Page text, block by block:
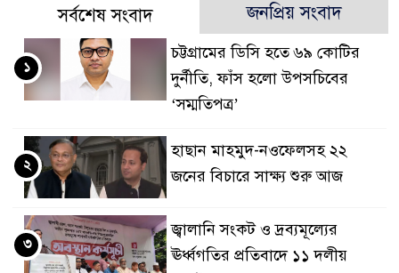
সর্বশেষ সংবাদ জনপ্রিয় সংবাদ
চট্টগ্রামের ডিসি হতে ৬৯ কোটির
দুর্নীতি, ফাঁস হলো উপসচিবের
‘সম্মতিপত্র’
১
হাছান মাহমুদ-নওফেলসহ ২২
জনের বিচারে সাক্ষ্য শুরু আজ
২
জ্বালানি সংকট ও দ্রব্যমূল্যের
ঊর্ধ্বগতির প্রতিবাদে ১১ দলীয়
৩